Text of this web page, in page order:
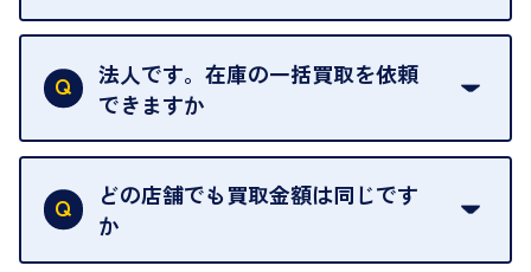
はい。1点でもお伺いします。
法人です。在庫の一括買取を依頼
できますか
はい。喜んで承ります。出張買取をご利用くださ
い。
ご指定の場所にお伺いします。
どの店舗でも買取金額は同じです
か